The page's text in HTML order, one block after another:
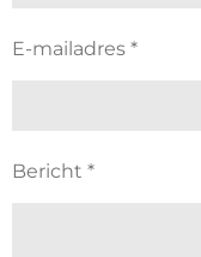
E-mailadres *
Bericht *